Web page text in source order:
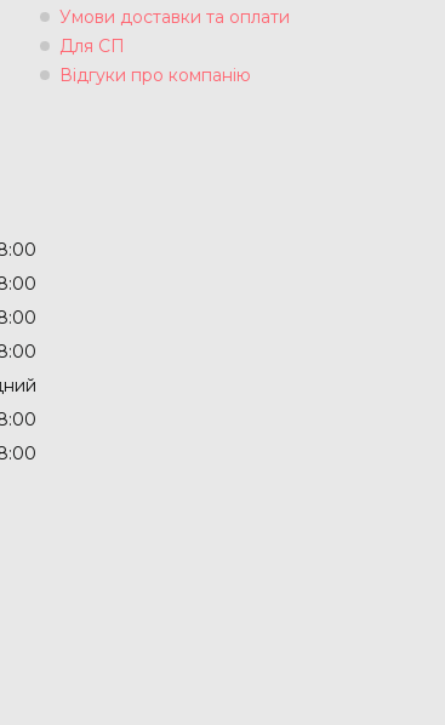
Умови доставки та оплати
Для СП
Відгуки про компанію